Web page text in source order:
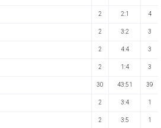
2 2:1 4
2 3:2 3
2 4:4 3
2 1:4 3
30 43:51 39
2 3:4 1
2 3:5 1